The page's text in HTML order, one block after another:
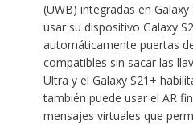
(UWB) integradas en
usar su dispositivo Galaxy
automáticamente puertas
compatibles sin sacar las
Ultra y el Galaxy S21+
también puede usar el AR
mensajes virtuales que